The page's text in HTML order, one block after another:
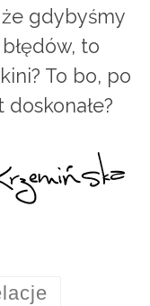
gdybyśmy
to
To bo, po